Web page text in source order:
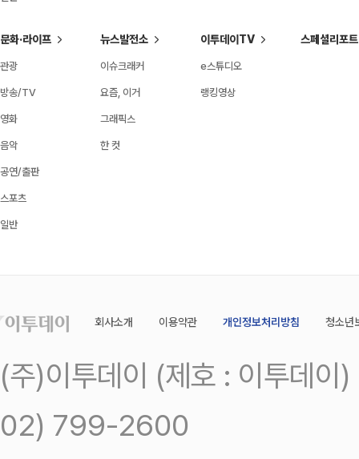
문화·라이프
관광
방송/TV
영화
음악
공연/출판
스포츠
일반
뉴스발전소
이슈크래커
요즘, 이거
그래픽스
한 컷
이투데이TV
e스튜디오
랭킹영상
스페셜리포트
회사소개 이용약관 개인정보처리방침 청소년
(주)이투데이 (제호 : 이투데
02) 799-2600